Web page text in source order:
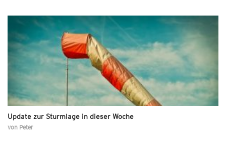
Update zur Sturmlage in dieser Woche
von Peter